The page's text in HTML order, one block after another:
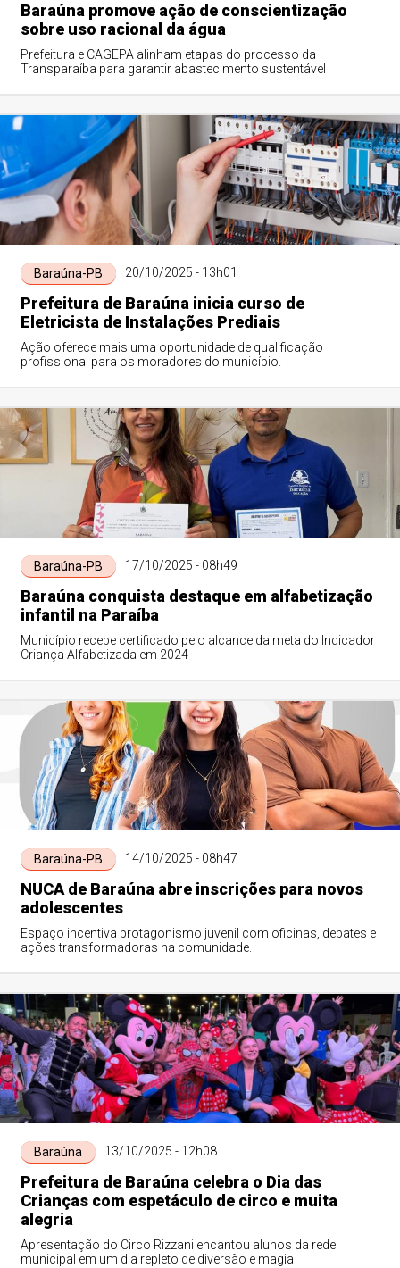
Baraúna promove ação de conscientização
sobre uso racional da água
Prefeitura e CAGEPA alinham etapas do processo da
Transparaíba para garantir abastecimento sustentável
Baraúna-PB 20/10/2025 - 13h01
Prefeitura de Baraúna inicia curso de
Eletricista de Instalações Prediais
Ação oferece mais uma oportunidade de qualificação
profissional para os moradores do município.
Baraúna-PB 17/10/2025 - 08h49
Baraúna conquista destaque em alfabetização
infantil na Paraíba
Município recebe certificado pelo alcance da meta do Indicador
Criança Alfabetizada em 2024
Baraúna-PB 14/10/2025 - 08h47
NUCA de Baraúna abre inscrições para novos
adolescentes
Espaço incentiva protagonismo juvenil com oficinas, debates e
ações transformadoras na comunidade.
Baraúna 13/10/2025 - 12h08
Prefeitura de Baraúna celebra o Dia das
Crianças com espetáculo de circo e muita
alegria
Apresentação do Circo Rizzani encantou alunos da rede
municipal em um dia repleto de diversão e magia